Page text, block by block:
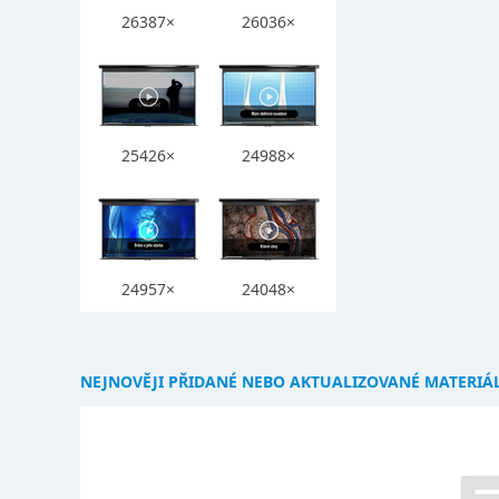
26387× 26036×
25426× 24988×
24957× 24048×
NEJNOVĚJI PŘIDANÉ NEBO AKTUALIZOVANÉ